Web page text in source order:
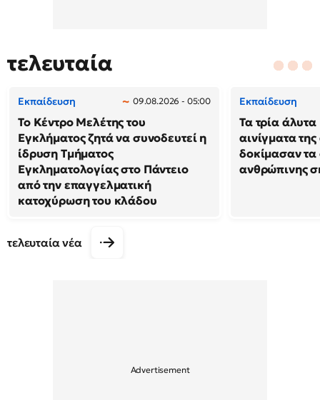
τελευταία
Εκπαίδευση 09.08.2026 - 05:00
Το Κέντρο Μελέτης του
Εγκλήματος ζητά να συνοδευτεί η
ίδρυση Τμήματος
Εγκληματολογίας στο Πάντειο
από την επαγγελματική
κατοχύρωση του κλάδου
Εκπαίδευση
Τα τρία
αινίγματα
δοκίμασαν τα
ανθρώπινης
τελευταία νέα